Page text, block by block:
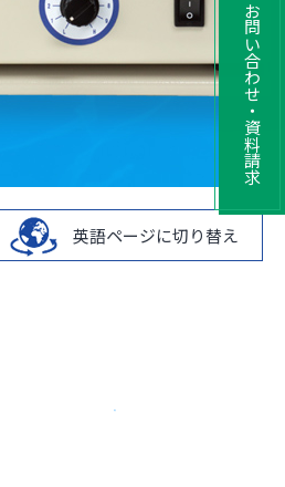
英語ページに切り替え
お問い合わせ・資料請求